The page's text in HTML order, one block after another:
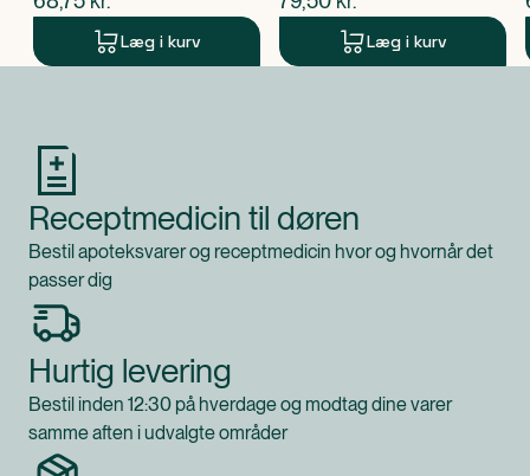
Læg i kurv Læg i kurv
Receptmedicin til døren
Bestil apoteksvarer og receptmedicin hvor og hvornår det
passer dig
Hurtig levering
Bestil inden 12:30 på hverdage og modtag dine varer
samme aften i udvalgte områder